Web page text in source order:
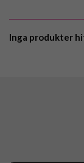
Inga produkter